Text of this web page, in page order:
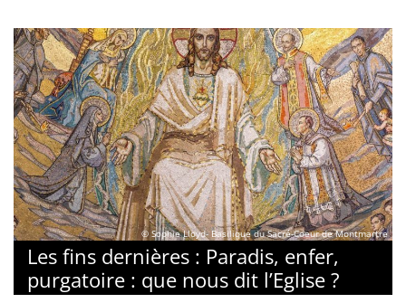
© Sophie Lloyd- Basilique du Sacré-Coeur de Montmartre
Les fins dernières : Paradis, enfer,
purgatoire : que nous dit l’Eglise ?